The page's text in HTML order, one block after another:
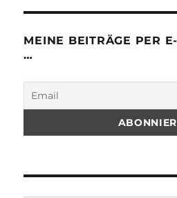
MEINE BEITRÄGE PER
…